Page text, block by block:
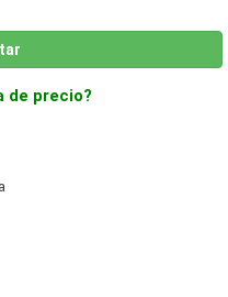
de precio?